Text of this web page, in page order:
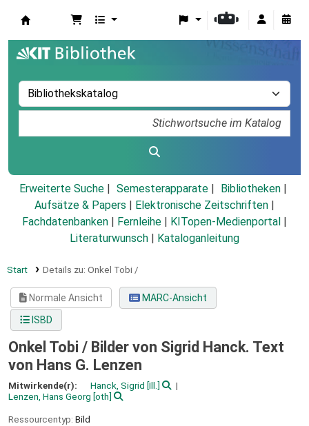
Erweiterte Suche Semesterapparate
Bibliotheken
Aufsätze & Papers
Elektronische Zeitschriften
Fachdatenbanken
Fernleihe KITopen-Medienportal
Literaturwunsch
Kataloganleitung
Start Details zu: Onkel Tobi /
Normale Ansicht
MARC-Ansicht
ISBD
Onkel Tobi / Bilder von Sigrid Hanck. Text
von Hans G. Lenzen
Mitwirkende(r): Hanck, Sigrid [Ill.]
Lenzen, Hans Georg [oth]
Ressourcentyp: Bild